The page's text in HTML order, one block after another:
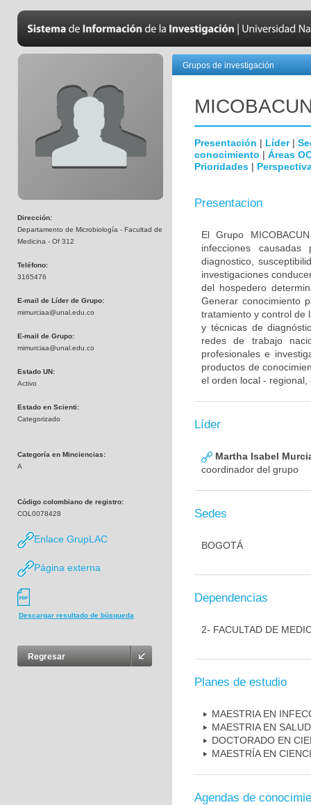
Dirección:
Departamento de Microbiología - Facultad de
Medicina - Of 312
Teléfono:
3165476
E-mail de Líder de Grupo:
mimurciaa@unal.edu.co
E-mail de Grupo:
mimurciaa@unal.edu.co
Estado UN:
Activo
Estado en Scienti:
Categorizado
Categoría en Minciencias:
A
Código colombiano de registro:
COL0078428
Enlace GrupLAC
Página externa
Descargar resultado de búsqueda
Regresar
Grupos de investigación
Presentación | Líder|
conocimiento | Áreas
Prioridades |
Presentacion
El Grupo
infecciones
diagnostico,
investigaciones
del hospedero
Generar conocimiento
tratamiento y control de
y técnicas de
redes de trabajo
profesionales e
productos de
el orden local -
Líder
Martha Isabel
coordinador del grupo
Sedes
BOGOTÁ
Dependencias
2- FACULTAD DE
Planes de estudio
MAESTRIA EN
MAESTRIA EN
DOCTORADO EN
MAESTRÍA EN
Agendas de